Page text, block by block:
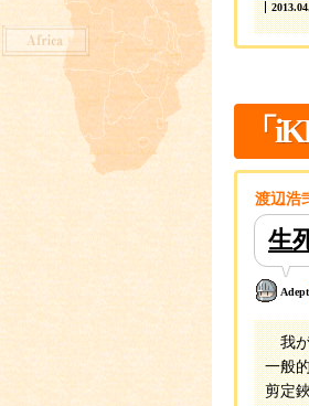
「
渡辺浩
生
Adept
我が
一般
剪定